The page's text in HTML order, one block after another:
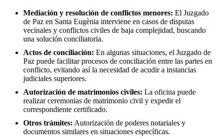
Mediación y resolución de conflictos menores: El Juzgado
de Paz en Santa Eugènia interviene en casos de disputas
vecinales y conflictos civiles de baja complejidad, buscando
una solución conciliatoria.
Actos de conciliación: En algunas situaciones, el Juzgado de
Paz puede facilitar procesos de conciliación entre las partes en
conflicto, evitando así la necesidad de acudir a instancias
judiciales superiores.
Autorización de matrimonios civiles: La oficina puede
realizar ceremonias de matrimonio civil y expedir el
correspondiente certificado.
Otros trámites: Autorización de poderes notariales y
documentos similares en situaciones específicas.